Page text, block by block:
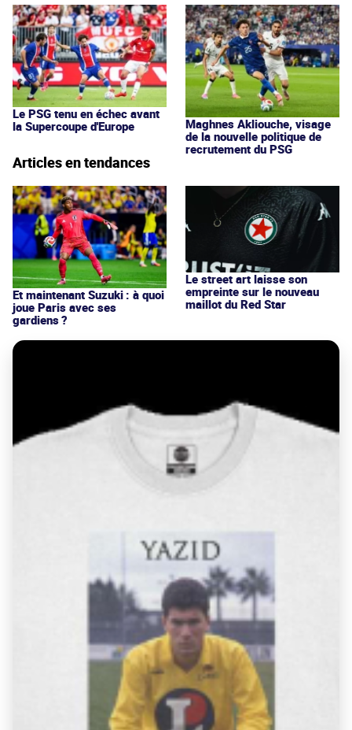
Le PSG tenu en échec avant
la Supercoupe d'Europe
Maghnes Akliouche, visage
de la nouvelle politique de
recrutement du PSG
Articles en tendances
Et maintenant Suzuki : à quoi
joue Paris avec ses
gardiens ?
Le street art laisse son
empreinte sur le nouveau
maillot du Red Star